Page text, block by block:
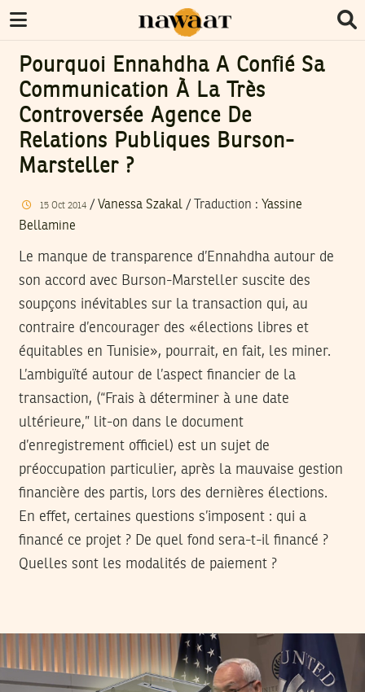
Pourquoi Ennahdha A Confié Sa
Communication À La Très
Controversée Agence De
Relations Publiques Burson-
Marsteller ?
15 Oct 2014/ Vanessa Szakal / Traduction : Yassine
Bellamine
Le manque de transparence d’Ennahdha autour de
son accord avec Burson-Marsteller suscite des
soupçons inévitables sur la transaction qui, au
contraire d’encourager des «élections libres et
équitables en Tunisie», pourrait, en fait, les miner.
L’ambiguïté autour de l’aspect financier de la
transaction, (“Frais à déterminer à une date
ultérieure,” lit-on dans le document
d’enregistrement officiel) est un sujet de
préoccupation particulier, après la mauvaise gestion
financière des partis, lors des dernières élections.
En effet, certaines questions s’imposent : qui a
financé ce projet ? De quel fond sera-t-il financé ?
Quelles sont les modalités de paiement ?